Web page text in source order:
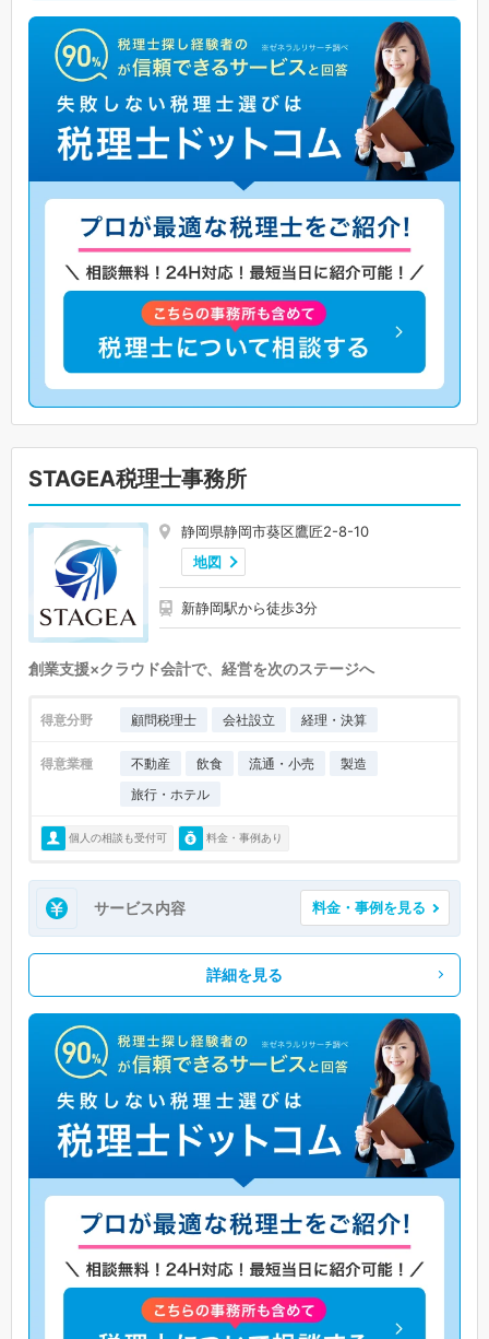
STAGEA税理士事務所
静岡県静岡市葵区鷹匠2-8-10
地図
新静岡駅から徒歩3分
創業支援×クラウド会計で、経営を次のステージへ
得意分野 顧問税理士 会社設立 経理・決算
得意業種 不動産 飲食 流通・小売
製造
旅行・ホテル
個人の相談も受付可 料金・事例あり
サービス内容 料金・事例を見る
詳細を見る